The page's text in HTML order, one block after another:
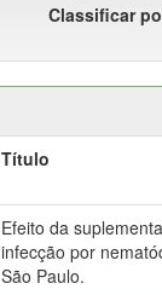
Classificar
Título
Efeito da
infecção por
São Paulo.